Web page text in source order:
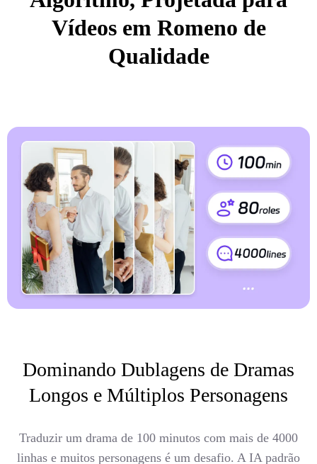
Vídeos em Romeno de
Qualidade
Dominando Dublagens de Dramas
Longos e Múltiplos Personagens
Traduzir um drama de 100 minutos com mais de 4000
linhas e muitos personagens é um desafio. A IA padrão